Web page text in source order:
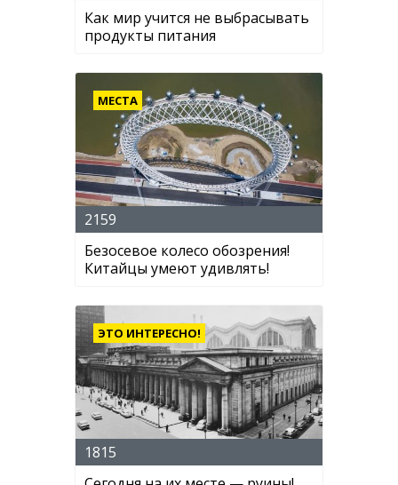
Как мир учится не выбрасывать
продукты питания
МЕСТА
2159
Безосевое колесо обозрения!
Китайцы умеют удивлять!
ЭТО ИНТЕРЕСНО!
1815